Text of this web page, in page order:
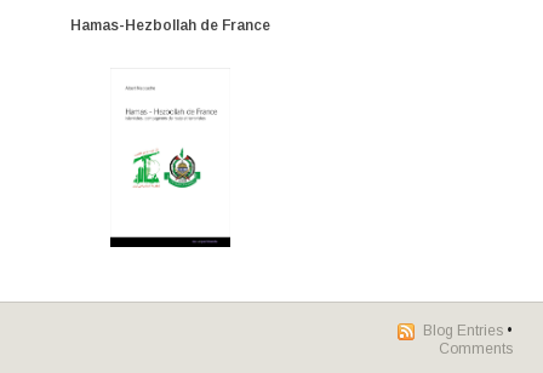
Hamas-Hezbollah de France
Blog Entries •
Comments